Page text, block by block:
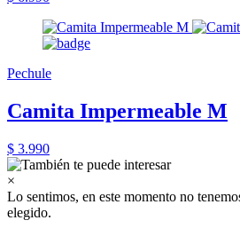
Pechule
Camita Impermeable M
$ 3.990
×
Lo sentimos, en este momento no
elegido.